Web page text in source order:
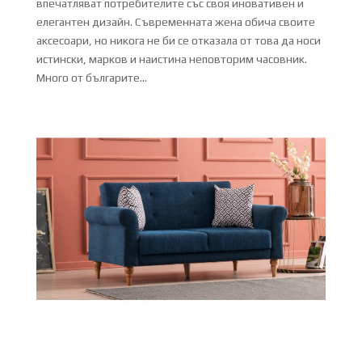
впечатляват потребителите със своя иновативен и
елегантен дизайн. Съвременната жена обича своите
аксесоари, но никога не би се отказала от това да носи
истински, марков и наистина неповторим часовник.
Много от българите...